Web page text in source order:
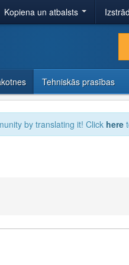
Kopiena un atbalsts
Tehniskās prasības
by translating it! Click here